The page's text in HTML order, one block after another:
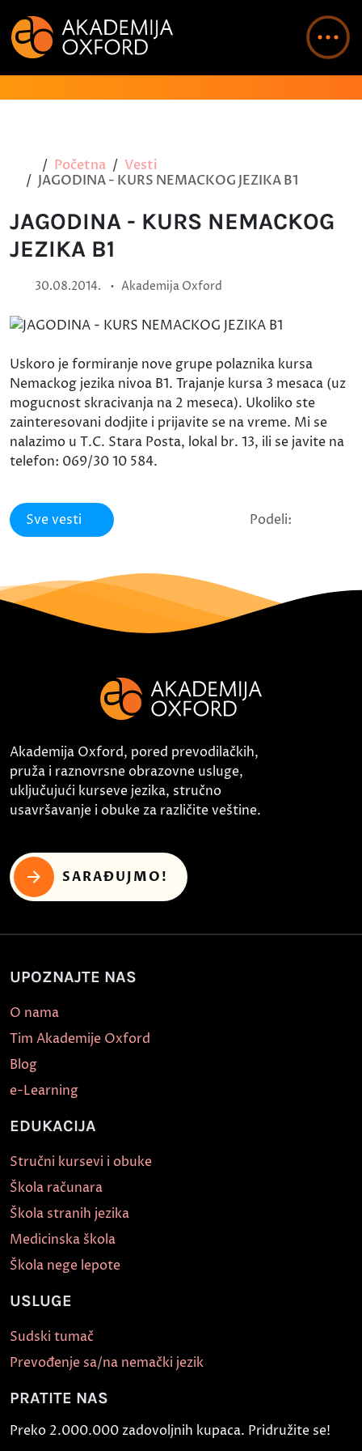
Početna
Vesti
JAGODINA - KURS NEMACKOG JEZIKA B1
JAGODINA - KURS NEMACKOG
JEZIKA B1
30.08.2014. • Akademija Oxford
Uskoro je formiranje nove grupe polaznika kursa
Nemackog jezika nivoa B1. Trajanje kursa 3 mesaca (uz
mogucnost skracivanja na 2 meseca). Ukoliko ste
zainteresovani dodjite i prijavite se na vreme. Mi se
nalazimo u T.C. Stara Posta, lokal br. 13, ili se javite na
telefon: 069/30 10 584.
Sve vesti Podeli:
Akademija Oxford, pored prevodilačkih,
pruža i raznovrsne obrazovne usluge,
uključujući kurseve jezika, stručno
usavršavanje i obuke za različite veštine.
SARAĐUJMO!
UPOZNAJTE NAS
O nama
Tim Akademije Oxford
Blog
e-Learning
EDUKACIJA
Stručni kursevi i obuke
Škola računara
Škola stranih jezika
Medicinska škola
Škola nege lepote
USLUGE
Sudski tumač
Prevođenje sa/na nemački jezik
PRATITE NAS
Preko 2.000.000 zadovoljnih kupaca. Pridružite se!